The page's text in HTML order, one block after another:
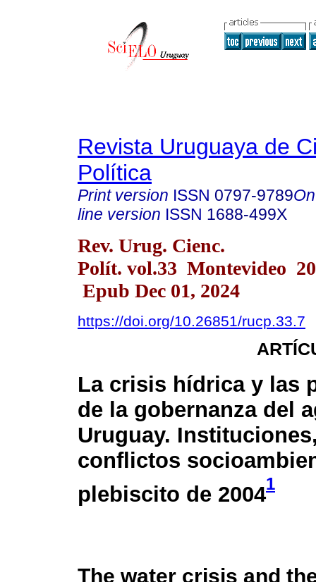
Revista Uruguaya de
Política
Print version ISSN 0797-9789
line version ISSN 1688-499X
Rev. Urug. Cienc.
Polít. vol.33 Montevideo
Epub Dec 01, 2024
https://doi.org/10.26851/rucp.33.7
La crisis hídrica y las
de la gobernanza del
Uruguay.
conflictos
plebiscito de 20041
The water crisis and